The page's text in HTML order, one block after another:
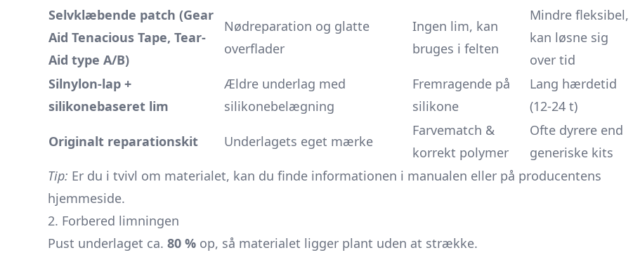
Selvklæbende patch (Gear
Aid Tenacious Tape, Tear-
Aid type A/B)
Nødreparation og glatte
overflader
Ingen lim, kan
bruges i felten
Mindre fleksibel,
kan løsne sig
over tid
Silnylon-lap +
silikonebaseret lim
Ældre underlag med
silikonebelægning
Fremragende på
silikone
Lang hærdetid
(12-24 t)
Originalt reparationskit Underlagets eget mærke
Farvematch &
korrekt polymer
Ofte dyrere end
generiske kits
Tip: Er du i tvivl om materialet, kan du finde informationen i manualen eller på producentens
hjemmeside.
2. Forbered limningen
Pust underlaget ca. 80 % op, så materialet ligger plant uden at strække.